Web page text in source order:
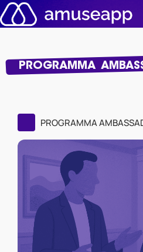
Salta
al
PROGRAMMA
PROGRAMMA